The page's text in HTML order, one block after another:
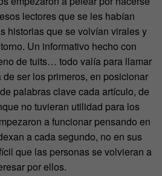
lectores que se les habían
historias que se volvían virales y
Un informativo hecho con
de tuits… todo valía para llamar
ser los primeros, en posicionar
palabras clave cada artículo, de
no tuvieran utilidad para los
a funcionar pensando en
a cada segundo, no en sus
que las personas se volvieran a
por ellos.